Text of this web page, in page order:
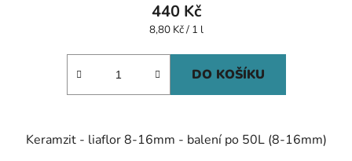
440 Kč
Měrná
8,80 Kč / 1 l
DO KOŠÍKU
Keramzit - liaflor 8-16mm - balení po 50L (8-16mm)